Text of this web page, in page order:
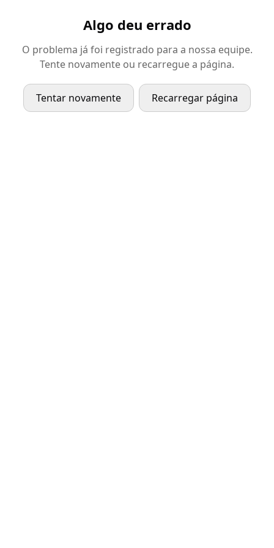
Algo deu errado
O problema já foi registrado para a nossa equipe.
Tente novamente ou recarregue a página.
Tentar novamente Recarregar página